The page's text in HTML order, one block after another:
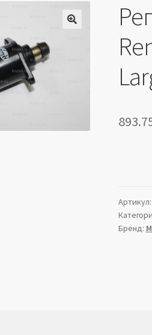
Артикул:
Бренд: